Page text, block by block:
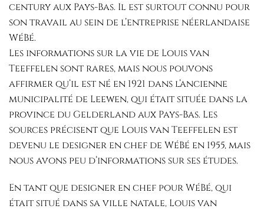
century aux Pays-Bas. Il est surtout connu pour
son travail au sein de l’entreprise néerlandaise
WéBé.
Les informations sur la vie de Louis van
Teeffelen sont rares, mais nous pouvons
affirmer qu’il est né en 1921 dans l’ancienne
municipalité de Leewen, qui était située dans la
province du Gelderland aux Pays-Bas. Les
sources précisent que Louis van Teeffelen est
devenu le designer en chef de WéBé en 1955, mais
nous avons peu d’informations sur ses études.
En tant que designer en chef pour WéBé, qui
était situé dans sa ville natale, Louis van